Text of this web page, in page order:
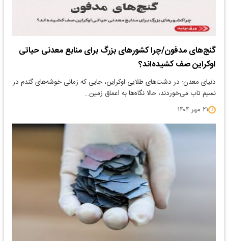
گنج‌های مدفون/چرا کشورهای بزرگ برای منابع معدنی حیاتی
اوکراین صف کشیده‌اند؟
دنیای معدن: در دشت‌های طلایی اوکراین، جایی که زمانی خوشه‌های گندم در
نسیم تاب می‌خوردند، حالا نگاه‌ها به اعماق زمین…
۲۱ مهر ۱۴۰۴